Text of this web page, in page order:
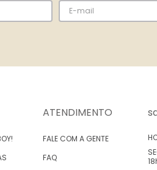
ATENDIMENTO
FALE COM A GENTE
FAQ